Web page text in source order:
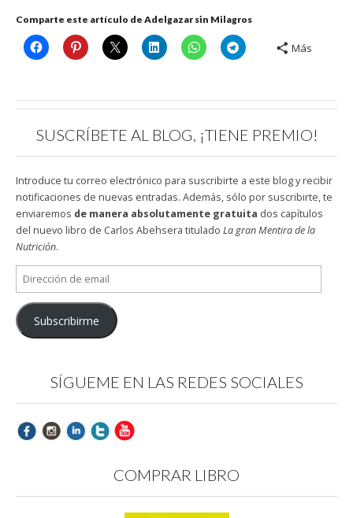
Comparte este artículo de Adelgazar sin Milagros
Más
SUSCRÍBETE AL BLOG, ¡TIENE PREMIO!
Introduce tu correo electrónico para suscribirte a este blog y recibir
notificaciones de nuevas entradas. Además, sólo por suscribirte, te
enviaremos de manera absolutamente gratuita dos capítulos
del nuevo libro de Carlos Abehsera titulado La gran Mentira de la
Nutrición.
Dirección
de
email
Subscribirme
SÍGUEME EN LAS REDES SOCIALES
COMPRAR LIBRO